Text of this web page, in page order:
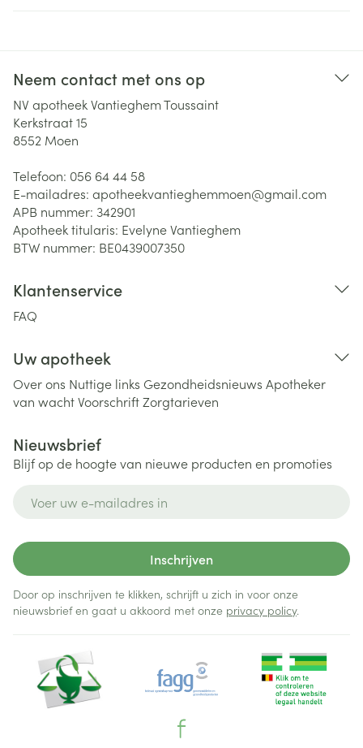
Neem contact met ons op
NV apotheek Vantieghem Toussaint
Kerkstraat 15
8552 Moen
Telefoon: 056 64 44 58
E-mailadres: apotheekvantieghemmoen@gmail.com
APB nummer: 342901
Apotheek titularis: Evelyne Vantieghem
BTW nummer: BE0439007350
Klantenservice
FAQ
Uw apotheek
Over ons Nuttige links Gezondheidsnieuws Apotheker
van wachtVoorschriftZorgtarieven
Nieuwsbrief
Blijf op de hoogte van nieuwe producten en promoties
Inschrijven
Door op inschrijven te klikken, schrijft u zich in voor onze
nieuwsbrief en gaat u akkoord met onze privacy policy.